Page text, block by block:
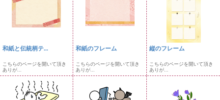
和紙と伝統柄テ...
こちらのページを開いて頂き
ありが...
和紙のフレーム
こちらのページを開いて頂き
ありが...
縦のフレーム
こちらのページを開いて頂き
ありが...